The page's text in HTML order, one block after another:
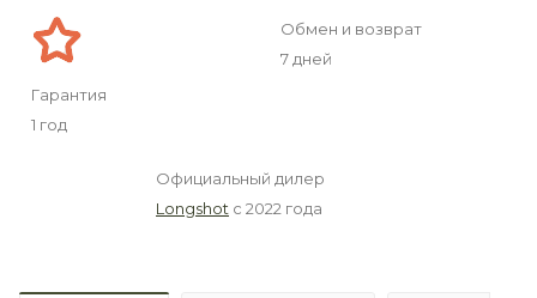
Гарантия
1 год
Обмен и возврат
7 дней
Официальный дилер
Longshot с 2022 года